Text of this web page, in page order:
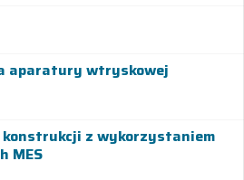
aparatury wtryskowej
z wykorzystaniem
MES